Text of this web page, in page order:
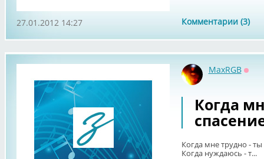
Комментарии (3)
27.01.2012 14:27
MaxRGB
Когда
Когда мне трудно -
Когда нуждаюсь - т...